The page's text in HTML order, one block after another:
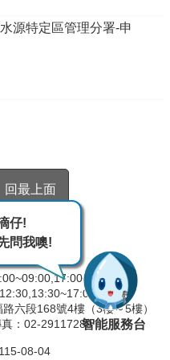
源特定區管理分署-申
回最上面
六段168號4樓（3樓～5樓）
：02-29117280
115-08-04
仔!
問我噢!
智能服務台